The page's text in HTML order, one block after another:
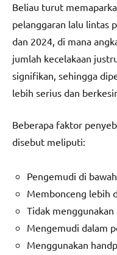
Beliau turut
pelanggaran lalu lintas
dan 2024, di mana
jumlah kecelakaan
signifikan, sehingga
lebih serius dan
Beberapa faktor
disebut meliputi:
Pengemudi di
Membonceng lebih
Tidak
Mengemudi dalam
Menggunakan